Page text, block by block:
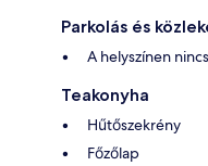
Parkolás és
A helyszínen
Teakonyha
Hűtőszekrény
Főzőlap